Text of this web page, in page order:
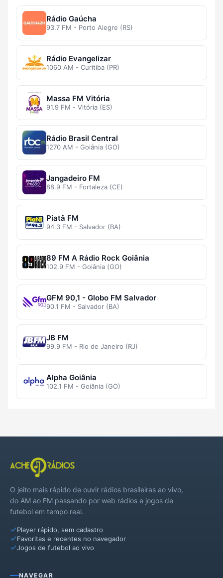
Rádio Gaúcha
93.7 FM - Porto Alegre (RS)
Rádio Evangelizar
1060 AM - Curitiba (PR)
Massa FM Vitória
91.9 FM - Vitória (ES)
Rádio Brasil Central
1270 AM - Goiânia (GO)
Jangadeiro FM
88.9 FM - Fortaleza (CE)
Piatã FM
94.3 FM - Salvador (BA)
89 FM A Rádio Rock Goiânia
102.9 FM - Goiânia (GO)
GFM 90,1 - Globo FM Salvador
90.1 FM - Salvador (BA)
JB FM
99.9 FM - Rio de Janeiro (RJ)
Alpha Goiânia
102.1 FM - Goiânia (GO)
O jeito mais rápido de ouvir rádios brasileiras ao vivo,
do AM ao FM passando por web rádios e jogos de
futebol em tempo real.
Player rápido, sem cadastro
Favoritas e recentes no navegador
Jogos de futebol ao vivo
NAVEGAR